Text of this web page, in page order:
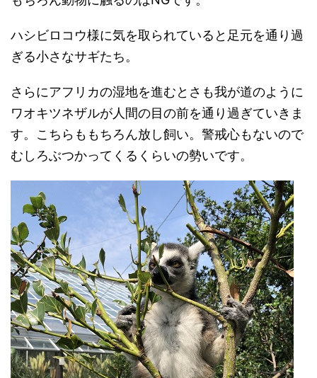
ハシビロコウ様に気を取られていると足元を通り過
ぎる小さなサギたち。
さらにアフリカの湿地を進むとさも我が道のように
ワオキツネザルが人間の目の前を通り過ぎていきま
す。こちらももちろん放し飼い。警戒心もないので
むしろぶつかってくるくらいの勢いです。